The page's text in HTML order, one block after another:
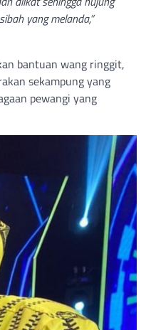
yang melanda,”
bantuan wang ringgit,
sekampung yang
pewangi yang